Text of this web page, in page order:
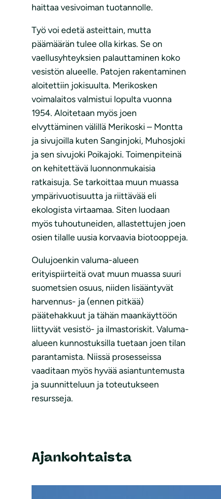
haittaa vesivoiman tuotannolle.
Työ voi edetä asteittain, mutta
päämäärän tulee olla kirkas. Se on
vaellusyhteyksien palauttaminen koko
vesistön alueelle. Patojen rakentaminen
aloitettiin jokisuulta. Merikosken
voimalaitos valmistui lopulta vuonna
1954. Aloitetaan myös joen
elvyttäminen välillä Merikoski – Montta
ja sivujoilla kuten Sanginjoki, Muhosjoki
ja sen sivujoki Poikajoki. Toimenpiteinä
on kehitettävä luonnonmukaisia
ratkaisuja. Se tarkoittaa muun muassa
ympärivuotisuutta ja riittävää eli
ekologista virtaamaa. Siten luodaan
myös tuhoutuneiden, allastettujen joen
osien tilalle uusia korvaavia biotooppeja.
Oulujoenkin valuma-alueen
erityispiirteitä ovat muun muassa suuri
suometsien osuus, niiden lisääntyvät
harvennus- ja (ennen pitkää)
päätehakkuut ja tähän maankäyttöön
liittyvät vesistö- ja ilmastoriskit. Valuma-
alueen kunnostuksilla tuetaan joen tilan
parantamista. Niissä prosesseissa
vaaditaan myös hyvää asiantuntemusta
ja suunnitteluun ja toteutukseen
resursseja.
Ajankohtaista